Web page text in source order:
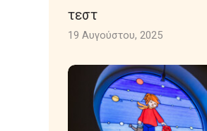
τεστ
19 Αυγούστου, 2025